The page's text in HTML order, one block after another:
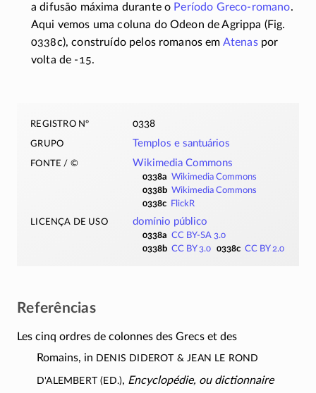
a difusão máxima durante o Período Greco-romano.
Aqui vemos uma coluna do Odeon de Agrippa (Fig.
0338c), construído pelos romanos em Atenaspor
volta de -15.
registro nº 0338
grupo Templos e santuários
fonte / © Wikimedia Commons
0338a Wikimedia Commons
0338b Wikimedia Commons
0338c FlickR
licença de uso domínio público
0338a CC BY-SA 3.0
0338b CC BY 3.0 0338c CC BY 2.0
Referências
Les cinq ordres de colonnes des Grecs et des
Romains, in Denis Diderot & Jean le Rond
d'Alembert (ed.), Encyclopédie, ou dictionnaire